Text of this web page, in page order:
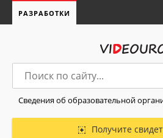
РАЗРАБОТКИ
Сведения об образовательной
Получите